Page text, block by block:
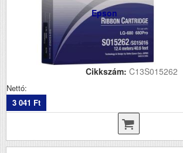
Epson
Cikkszám: C13S015262
Nettó:
3 041 Ft